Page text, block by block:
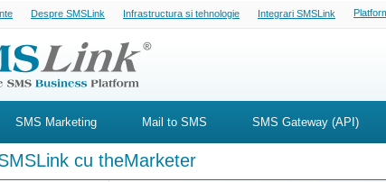
Despre SMSLink Infrastructura si tehnologie Integrari SMSLink
SMS Marketing Mail to SMS SMS Gateway (API)
cu theMarketer